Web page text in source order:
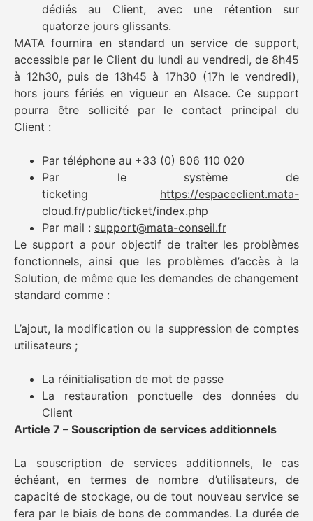
dédiés au Client, avec une rétention sur
quatorze jours glissants.
MATA fournira en standard un service de support,
accessible par le Client du lundi au vendredi, de 8h45
à 12h30, puis de 13h45 à 17h30 (17h le vendredi),
hors jours fériés en vigueur en Alsace. Ce support
pourra être sollicité par le contact principal du
Client :
Par téléphone au +33 (0) 806 110 020
Par le système de
ticketing https://espaceclient.mata-
cloud.fr/public/ticket/index.php
Par mail : support@mata-conseil.fr
Le support a pour objectif de traiter les problèmes
fonctionnels, ainsi que les problèmes d’accès à la
Solution, de même que les demandes de changement
standard comme :
L’ajout, la modification ou la suppression de comptes
utilisateurs ;
La réinitialisation de mot de passe
La restauration ponctuelle des données du
Client
Article 7 – Souscription de services additionnels
La souscription de services additionnels, le cas
échéant, en termes de nombre d’utilisateurs, de
capacité de stockage, ou de tout nouveau service se
fera par le biais de bons de commandes. La durée de